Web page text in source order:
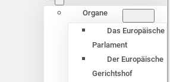
Organe
Das Europäische
Parlament
Der Europäische
Gerichtshof